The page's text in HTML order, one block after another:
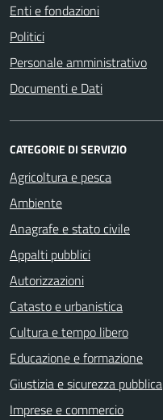
Enti e fondazioni
Politici
Personale amministrativo
Documenti e Dati
CATEGORIE DI SERVIZIO
Agricoltura e pesca
Ambiente
Anagrafe e stato civile
Appalti pubblici
Autorizzazioni
Catasto e urbanistica
Cultura e tempo libero
Educazione e formazione
Giustizia e sicurezza pubblica
Imprese e commercio